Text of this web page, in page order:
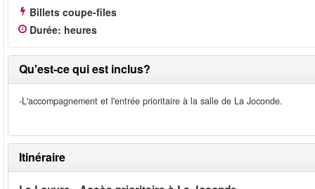
Billets coupe-files
Durée: heures
Qu'est-ce qui est inclus?
-L'accompagnement et l'entrée prioritaire à la salle de La Joconde.
Itinéraire